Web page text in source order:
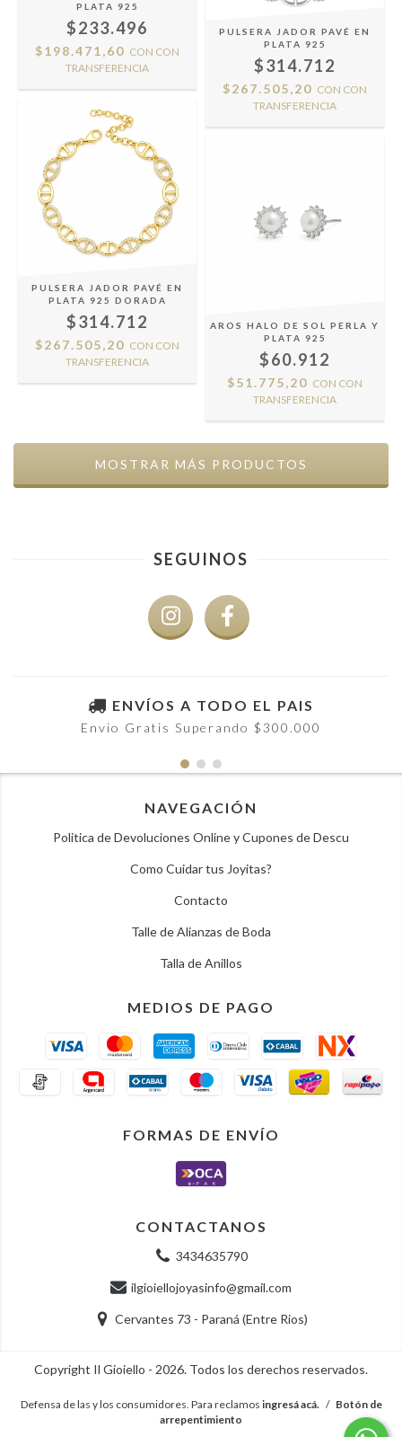
PLATA 925
$233.496
$198.471,60 CON CON
TRANSFERENCIA
PULSERA JADOR PAVÉ EN
PLATA 925
$314.712
$267.505,20 CON CON
TRANSFERENCIA
PULSERA JADOR PAVÉ EN
PLATA 925 DORADA
$314.712
$267.505,20 CON CON
TRANSFERENCIA
AROS HALO DE SOL PERLA Y
PLATA 925
$60.912
$51.775,20 CON CON
TRANSFERENCIA
MOSTRAR MÁS PRODUCTOS
SEGUINOS
ENVÍOS A TODO EL PAIS
Envio Gratis Superando $300.000
NAVEGACIÓN
Politica de Devoluciones Online y Cupones de Descu
Como Cuidar tus Joyitas?
Contacto
Talle de Alianzas de Boda
Talla de Anillos
MEDIOS DE PAGO
FORMAS DE ENVÍO
CONTACTANOS
3434635790
ilgioiellojoyasinfo@gmail.com
Cervantes 73 - Paraná (Entre Rios)
Copyright Il Gioiello - 2026. Todos los derechos reservados.
Defensa de las y los consumidores. Para reclamos ingresá acá. / Botón de
arrepentimiento